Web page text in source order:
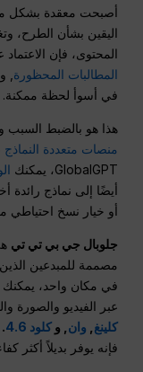
أصبحت معقدة بشكل
اليقين بشأن الطرح،
المحتوى، فإن
المطالبات المحظورة ,
في أسوأ لحظة ممكنة.
هذا هو بالضبط السبب
منصات متعددة النماذج
GlobalGPT، يمكنك
أيضًا إلى نماذج
أو خيار نسخ احتياطي
جلوبال جي بي تي تي
مصممة للمبدعين
في مكان واحد، يمكنك
عبر الفيديو والصورة
كلينغ, وان, وكلود 4.6 .
فإنه يوفر بديلاً أكثر